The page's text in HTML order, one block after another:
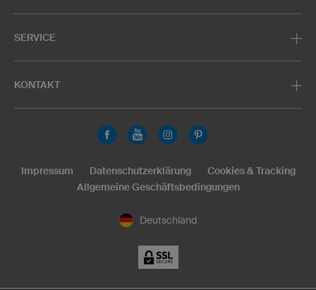
SERVICE
KONTAKT
Deutschland
Impressum Datenschutzerklärung
Cookies & Tracking
Allgemeine Geschäftsbedingungen